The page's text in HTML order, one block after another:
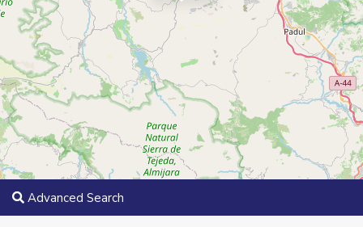
Advanced Search